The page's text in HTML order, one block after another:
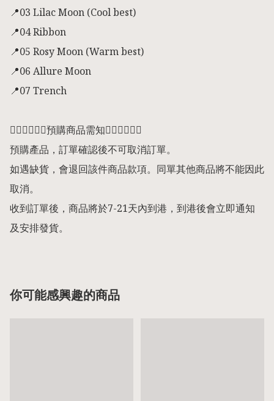
📍03 Lilac Moon (Cool best)
📍04 Ribbon
📍05 Rosy Moon (Warm best)
📍06 Allure Moon
📍07 Trench
👇🏻👇🏻👇🏻預購商品需知👇🏻👇🏻👇🏻
預購產品，訂單確認後不可取消訂單。
如遇缺貨，會退回該件商品款項。同單其他商品將不能因此
取消。
收到訂單後，商品將於7-21天內到港，到港後會立即通知
及安排發貨。
你可能感興趣的商品